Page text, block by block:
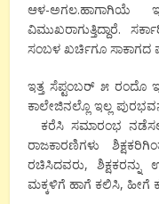
ಆಳ-ಅಗಲ.ಹಾಗಾಗಿಯೆ
ವಿಮುಖರಾಗುತ್ತಿದ್ದಾರೆ.
ಸಂಬಳ ಖರ್ಚಿಗೂ ಸಾಕಾಗದ
ಇತ್ತ ಸೆಪ್ಟಂಬರ್ ೫ ರಂದೊ
ಕಾಲೇಜಿನಲ್ಲೊ ಇಲ್ಲ
ಕರೆಸಿ ಸಮಾರಂಭ
ರಾಜಕಾರಣಿಗಳು
ರಚಿಸಿದವರು,
ಮಕ್ಕಳಿಗೆ ಹಾಗೆ ಕಲಿಸಿ, ಹೀಗೆ